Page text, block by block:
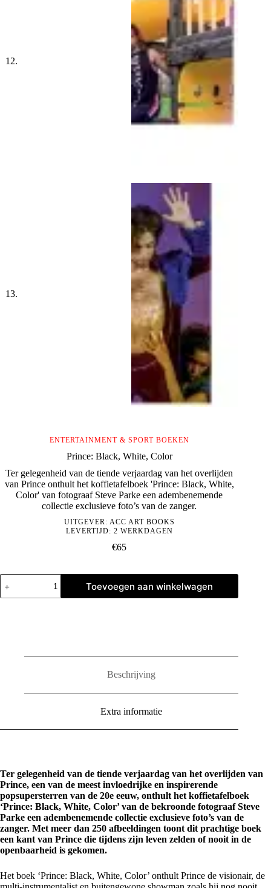
ENTERTAINMENT & SPORT BOEKEN
Prince: Black, White, Color
Ter gelegenheid van de tiende verjaardag van het overlijden
van Prince onthult het koffietafelboek 'Prince: Black, White,
Color' van fotograaf Steve Parke een adembenemende
collectie exclusieve foto’s van de zanger.
UITGEVER: ACC ART BOOKS
LEVERTIJD: 2 WERKDAGEN
€65
Prince:
Black,
White,
Toevoegen aan winkelwagen
Beschrijving
Extra informatie
Ter gelegenheid van de tiende verjaardag van het overlijden van
Prince, een van de meest invloedrijke en inspirerende
popsupersterren van de 20e eeuw, onthult het koffietafelboek
‘Prince: Black, White, Color’ van de bekroonde fotograaf Steve
Parke een adembenemende collectie exclusieve foto’s van de
zanger. Met meer dan 250 afbeeldingen toont dit prachtige boek
een kant van Prince die tijdens zijn leven zelden of nooit in de
openbaarheid is gekomen.
Het boek ‘Prince: Black, White, Color’ onthult Prince de visionair, de